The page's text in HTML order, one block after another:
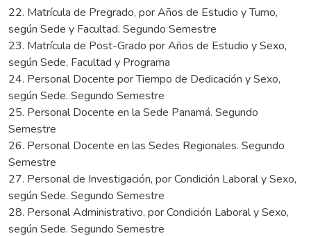
22. Matrícula de Pregrado, por Años de Estudio y Turno,
según Sede y Facultad. Segundo Semestre
23. Matrícula de Post-Grado por Años de Estudio y Sexo,
según Sede, Facultad y Programa
24. Personal Docente por Tiempo de Dedicación y Sexo,
según Sede. Segundo Semestre
25. Personal Docente en la Sede Panamá. Segundo
Semestre
26. Personal Docente en las Sedes Regionales. Segundo
Semestre
27. Personal de Investigación, por Condición Laboral y Sexo,
según Sede. Segundo Semestre
28. Personal Administrativo, por Condición Laboral y Sexo,
según Sede. Segundo Semestre